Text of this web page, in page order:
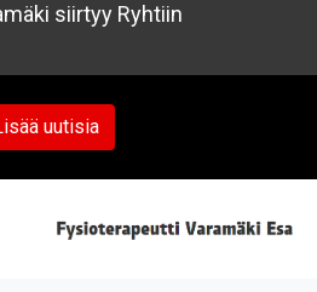
siirtyy Ryhtiin
uutisia